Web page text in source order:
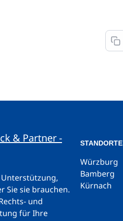
Sie sie brauchen.
und
für Ihre
STANDORTE
Würzburg
Bamberg
Kürnach